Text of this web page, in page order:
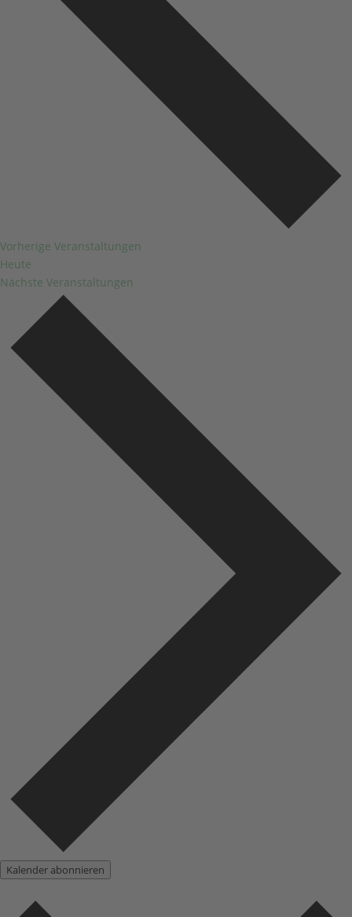
Vorherige Veranstaltungen
Heute
Nächste Veranstaltungen
Kalender abonnieren